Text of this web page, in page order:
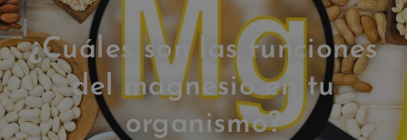
¿Cuáles son las funciones
del magnesio en tu
organismo?